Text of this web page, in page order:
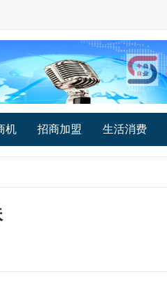
机 招商加盟 生活消费